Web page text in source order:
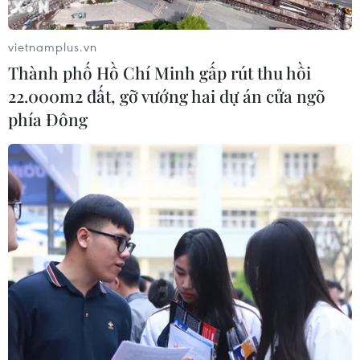
CƠ QUAN CHỦ QUẢN: THÔNG TẤN XÃ VIỆT NAM
Tổng Biên tập: TRẦN TIẾN DUẨN
Phó Tổng Biên tập: NGUYỄN THỊ TÁM, KHÚC THANH
THỦY
Sở hữu trí tuệ
Quy định sử dụng
RSS
Hỗ trợ
Ngôn ngữ
TTXVN
Dịch vụ tin
Quảng cáo
vietnamplus.vn
Thành phố Hồ Chí Minh gấp rút thu hồi
22.000m2 đất, gỡ vướng hai dự án cửa ngõ
phía Đông